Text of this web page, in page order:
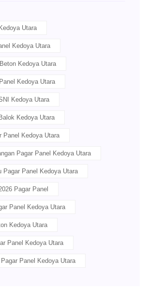
Utara
Kedoya Utara
Kedoya Utara
Kedoya Utara
Kedoya Utara
Kedoya Utara
Panel Kedoya Utara
Pagar Panel Kedoya Utara
Pagar Panel Kedoya Utara
Pagar Panel
Panel Kedoya Utara
Kedoya Utara
Panel Kedoya Utara
Panel Kedoya Utara